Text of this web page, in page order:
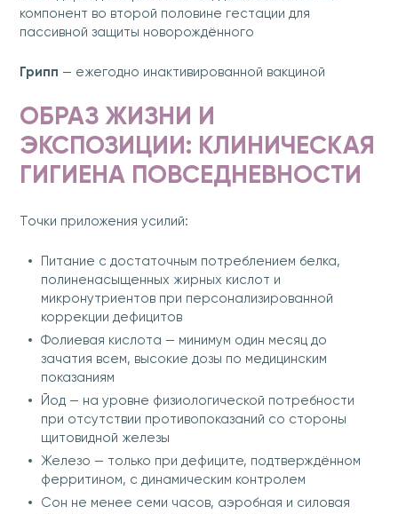
компонент во второй половине гестации для
пассивной защиты новорождённого
Грипп — ежегодно инактивированной вакциной
ОБРАЗ ЖИЗНИ И
ЭКСПОЗИЦИИ: КЛИНИЧЕСКАЯ
ГИГИЕНА ПОВСЕДНЕВНОСТИ
Точки приложения усилий:
Питание с достаточным потреблением белка,
полиненасыщенных жирных кислот и
микронутриентов при персонализированной
коррекции дефицитов
Фолиевая кислота — минимум один месяц до
зачатия всем, высокие дозы по медицинским
показаниям
Йод — на уровне физиологической потребности
при отсутствии противопоказаний со стороны
щитовидной железы
Железо — только при дефиците, подтверждённом
ферритином, с динамическим контролем
Сон не менее семи часов, аэробная и силовая